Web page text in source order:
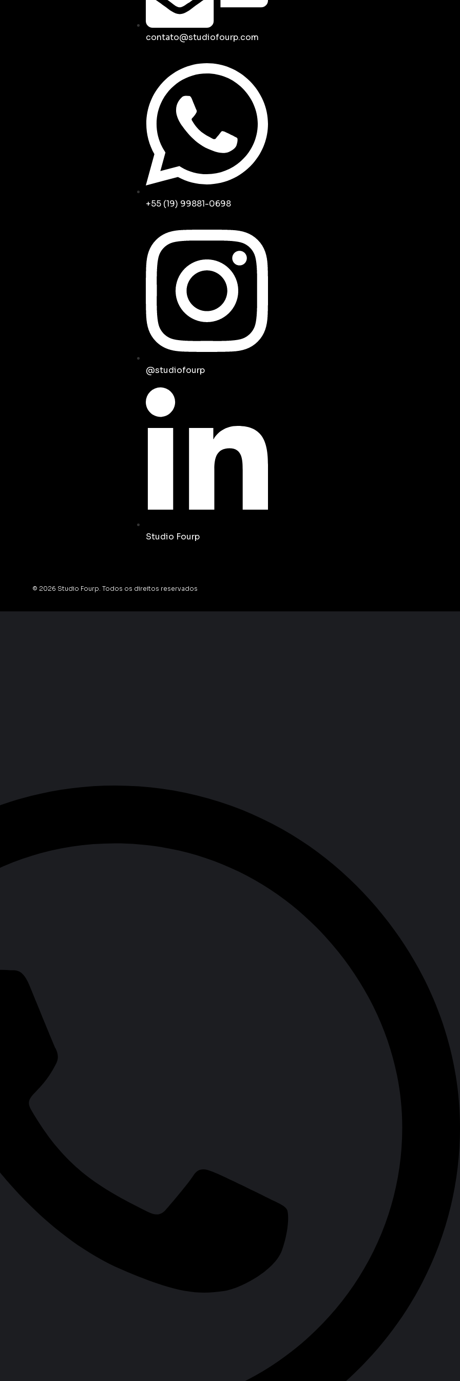
contato@studiofourp.com
+55 (19) 99881-0698
@studiofourp
Studio Fourp
© 2026 Studio Fourp. Todos os direitos reservados